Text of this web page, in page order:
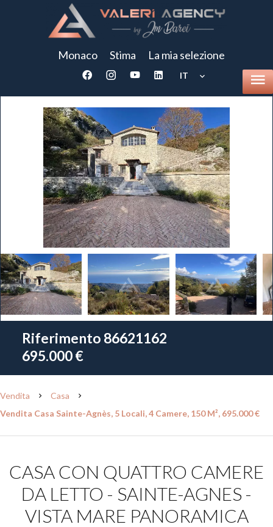
Monaco Stima La mia selezione
IT
Riferimento 86621162
695.000 €
Vendita
Casa
Vendita Casa Sainte-Agnès, 5 Locali, 4 Camere, 150 M², 695.000 €
CASA CON QUATTRO CAMERE
DA LETTO - SAINTE-AGNES -
VISTA MARE PANORAMICA